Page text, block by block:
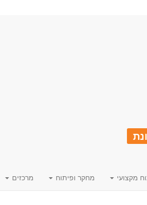
מקצועי מחקר ופיתוח מרכזים